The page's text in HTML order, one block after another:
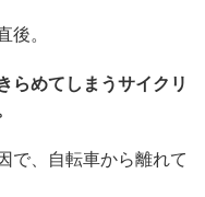
後。
らめてしまうサイクリ
で、自転車から離れて